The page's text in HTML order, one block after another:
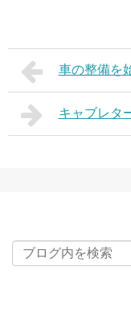
車の整備を
キャブレタ